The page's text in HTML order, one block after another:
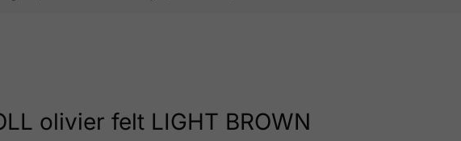
olivier felt LIGHT BROWN